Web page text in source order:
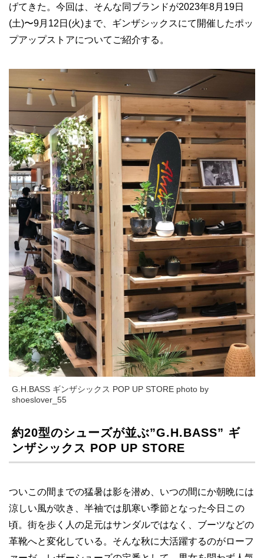
げてきた。今回は、そんな同ブランドが2023年8月19日
(土)〜9月12日(火)まで、ギンザシックスにて開催したポッ
プアップストアについてご紹介する。
G.H.BASS ギンザシックス POP UP STORE photo by
shoeslover_55
約20型のシューズが並ぶ”G.H.BASS” ギ
ンザシックス POP UP STORE
ついこの間までの猛暑は影を潜め、いつの間にか朝晩には
涼しい風が吹き、半袖では肌寒い季節となった今日この
頃。街を歩く人の足元はサンダルではなく、ブーツなどの
革靴へと変化している。そんな秋に大活躍するのがローフ